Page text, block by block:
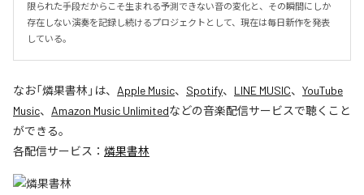
限られた手段だからこそ生まれる予測できない音の変化と、その瞬間にしか
存在しない演奏を記録し続けるプロジェクトとして、現在は毎日新作を発表
している。
なお「燐果書林 」は、 Apple Music、 Spotify、 LINE MUSIC、 YouTube
Music、 Amazon Music Unlimitedなどの音楽配信サービスで聴くこと
ができる。
各配信サービス： 燐果書林